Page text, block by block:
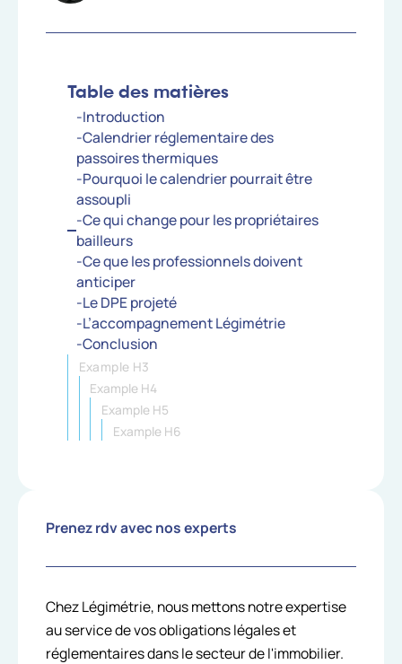
Table des matières
-Introduction
-Calendrier réglementaire des
passoires thermiques
-Pourquoi le calendrier pourrait être
assoupli
-Ce qui change pour les propriétaires
bailleurs
-Ce que les professionnels doivent
anticiper
-Le DPE projeté
-L’accompagnement Légimétrie
-Conclusion
Example H3
Example H4
Example H5
Example H6
Prenez rdv avec nos experts
Chez Légimétrie, nous mettons notre expertise
au service de vos obligations légales et
réglementaires dans le secteur de l'immobilier.